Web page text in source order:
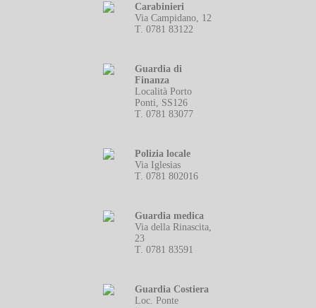
Carabinieri
Via Campidano, 12
T. 0781 83122
Guardia di
Finanza
Località Porto
Ponti, SS126
T. 0781 83077
Polizia locale
Via Iglesias
T. 0781 802016
Guardia medica
Via della Rinascita,
23
T. 0781 83591
Guardia Costiera
Loc. Ponte